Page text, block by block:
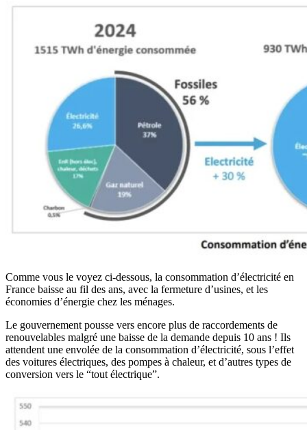
Comme vous le voyez ci-dessous, la consommation d’électricité en
France baisse au fil des ans, avec la fermeture d’usines, et les
économies d’énergie chez les ménages.
Le gouvernement pousse vers encore plus de raccordements de
renouvelables malgré une baisse de la demande depuis 10 ans ! Ils
attendent une envolée de la consommation d’électricité, sous l’effet
des voitures électriques, des pompes à chaleur, et d’autres types de
conversion vers le “tout électrique”.